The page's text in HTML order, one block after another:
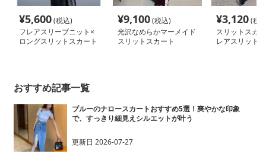
¥5,600(税込)
フレアスリーブニット×
ロングスリットスカート
¥9,100(税込)
光沢なめらかマーメイド
スリットスカート
¥3,120(税
スリットスカ
レアスリット
おすすめ記事一覧
ブルーのナロースカートおすすめ5選！爽やかな印象
で、すっきり細見えシルエットが叶う
更新日 2026-07-27